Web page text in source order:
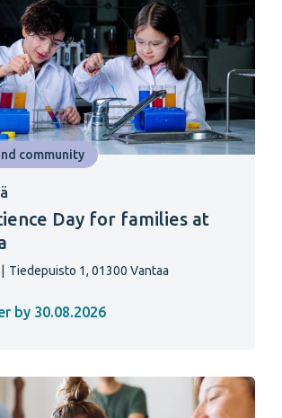
community
Day for families at
Tiedepuisto 1, 01300 Vantaa
by 30.08.2026